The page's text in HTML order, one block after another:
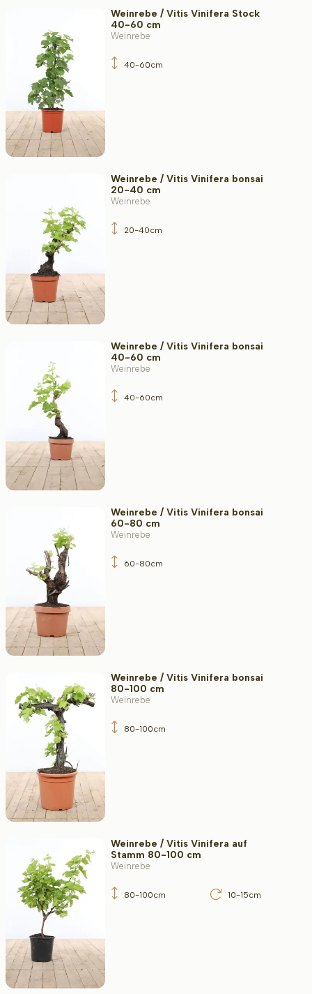
Weinrebe / Vitis Vinifera Stock
40-60 cm
Weinrebe
40-60cm
Weinrebe / Vitis Vinifera bonsai
20-40 cm
Weinrebe
20-40cm
Weinrebe / Vitis Vinifera bonsai
40-60 cm
Weinrebe
40-60cm
Weinrebe / Vitis Vinifera bonsai
60-80 cm
Weinrebe
60-80cm
Weinrebe / Vitis Vinifera bonsai
80-100 cm
Weinrebe
80-100cm
Weinrebe / Vitis Vinifera auf
Stamm 80-100 cm
Weinrebe
80-100cm 10-15cm